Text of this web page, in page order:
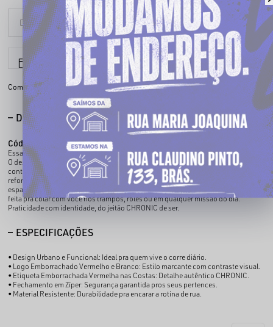
Parcele em até 6x sem juros
Compartilhe:
DESCRIÇÃO COMPLETA
Código identificador (SKU):
Essa shoulder bag CHRONIC é o tipo de acessório que não passa despercebido.
O destaque fica por conta do logo emborrachado em vermelho e branco, que dá
contraste e presença no visual. Nas costas, a etiqueta emborrachada vermelha
reforça o detalhe de quem se liga na estética até nos mínimos pontos. Com
espaço ideal pra carregar os itens essenciais, fechamento seguro, essa peça é
feita pra colar com você nos trampos, rolês ou em qualquer missão do dia.
Praticidade com identidade, do jeitão CHRONIC de ser.
ESPECIFICAÇÕES
• Design Urbano e Funcional: Ideal pra quem vive o corre diário.
• Logo Emborrachado Vermelho e Branco: Estilo marcante com contraste visual.
• Etiqueta Emborrachada Vermelha nas Costas: Detalhe autêntico CHRONIC.
• Fechamento em Zíper: Segurança garantida pros seus pertences.
• Material Resistente: Durabilidade pra encarar a rotina de rua.